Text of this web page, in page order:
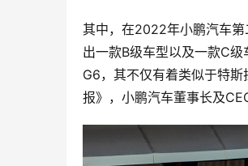
其中，在2022年小鹏汽车
出一款B级车型以及一款C
G6，其不仅有着类似于特
报》，小鹏汽车董事长及